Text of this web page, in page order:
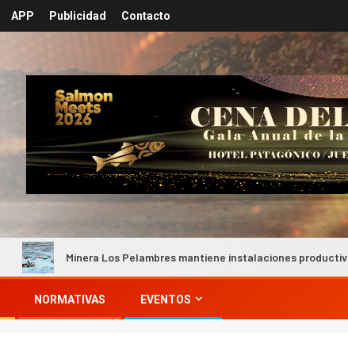
APP Publicidad Contacto
Minera Los Pelambres mantiene instalaciones productivas
NORMATIVAS EVENTOS